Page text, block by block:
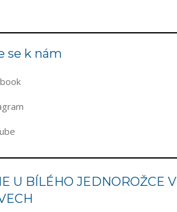
se k nám
U BÍLÉHO JEDNOROŽCE V